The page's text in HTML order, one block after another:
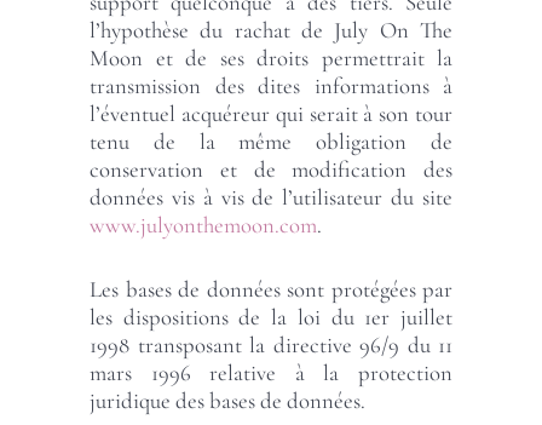
l’hypothèse du rachat de July On The
Moon et de ses droits permettrait la
transmission des dites informations à
l’éventuel acquéreur qui serait à son tour
tenu de la même obligation de
conservation et de modification des
données vis à vis de l’utilisateur du site
www.julyonthemoon.com.
Les bases de données sont protégées par
les dispositions de la loi du 1er juillet
1998 transposant la directive 96/9 du 11
mars 1996 relative à la protection
juridique des bases de données.